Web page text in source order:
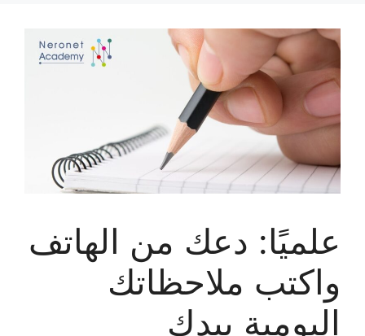
علميًا: دعك من الهاتف
واكتب ملاحظاتك
اليومية بيدك